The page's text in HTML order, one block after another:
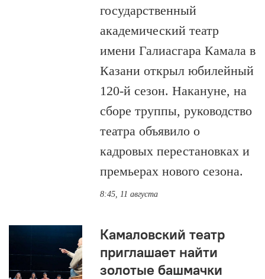
государственный
академический театр
имени Галиасгара Камала в
Казани открыл юбилейный
120-й сезон. Накануне, на
сборе труппы, руководство
театра объявило о
кадровых перестановках и
премьерах нового сезона.
8:45, 11 августа
Камаловский театр
приглашает найти
золотые башмачки